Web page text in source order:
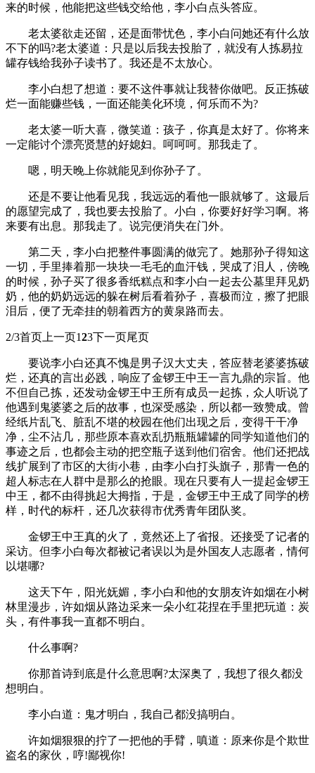
来的时候，他能把这些钱交给他，李小白点头答应。
老太婆欲走还留，还是面带忧色，李小白问她还有什么放
不下的吗?老太婆道：只是以后我去投胎了，就没有人拣易拉
罐存钱给我孙子读书了。我还是不太放心。
李小白想了想道：要不这件事就让我替你做吧。反正拣破
烂一面能赚些钱，一面还能美化环境，何乐而不为?
老太婆一听大喜，微笑道：孩子，你真是太好了。你将来
一定能讨个漂亮贤慧的好媳妇。呵呵呵。那我走了。
嗯，明天晚上你就能见到你孙子了。
还是不要让他看见我，我远远的看他一眼就够了。这最后
的愿望完成了，我也要去投胎了。小白，你要好好学习啊。将
来要有出息。那我走了。说完便消失在门外。
第二天，李小白把整件事圆满的做完了。她那孙子得知这
一切，手里捧着那一块块一毛毛的血汗钱，哭成了泪人，傍晚
的时候，孙子买了很多香纸糕点和李小白一起去公墓里拜见奶
奶，他的奶奶远远的躲在树后看着孙子，喜极而泣，擦了把眼
泪后，便了无牵挂的朝着西方的黄泉路而去。
2/3首页上一页123下一页尾页
要说李小白还真不愧是男子汉大丈夫，答应替老婆婆拣破
烂，还真的言出必践，响应了金锣王中王一言九鼎的宗旨。他
不但自己拣，还发动金锣王中王所有成员一起拣，众人听说了
他遇到鬼婆婆之后的故事，也深受感染，所以都一致赞成。曾
经纸片乱飞、脏乱不堪的校园在他们出现之后，变得干干净
净，尘不沾几，那些原本喜欢乱扔瓶瓶罐罐的同学知道他们的
事迹之后，也都会主动的把空瓶子送到他们宿舍。他们还把战
线扩展到了市区的大街小巷，由李小白打头旗子，那青一色的
超人标志在人群中是那么的抢眼。现在只要有人一提起金锣王
中王，都不由得挑起大拇指，于是，金锣王中王成了同学的榜
样，时代的标杆，还几次获得市优秀青年团队奖。
金锣王中王真的火了，竟然还上了省报。还接受了记者的
采访。但李小白每次都被记者误以为是外国友人志愿者，情何
以堪哪?
这天下午，阳光妩媚，李小白和他的女朋友许如烟在小树
林里漫步，许如烟从路边采来一朵小红花捏在手里把玩道：炭
头，有件事我一直都不明白。
什么事啊?
你那首诗到底是什么意思啊?太深奥了，我想了很久都没
想明白。
李小白道：鬼才明白，我自己都没搞明白。
许如烟狠狠的拧了一把他的手臂，嗔道：原来你是个欺世
盗名的家伙，哼!鄙视你!